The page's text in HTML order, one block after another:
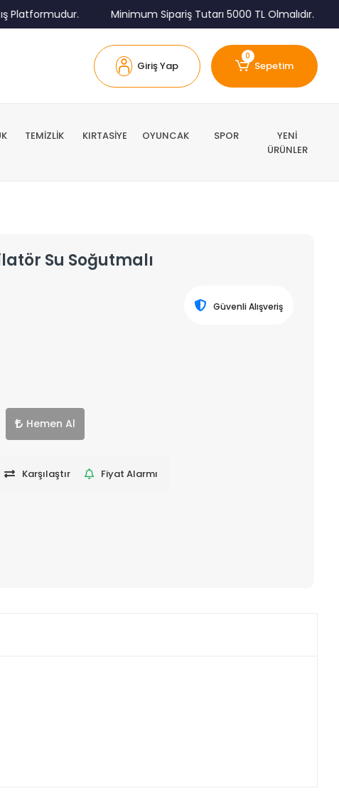
Minimum Sipariş Tutarı 5000 TL Olmalıdır.
Giriş Yap
0
Sepetim
TEMİZLİK KIRTASİYE OYUNCAK SPOR
YENİ
ÜRÜNLER
Su Soğutmalı
Hemen Al
Karşılaştır Fiyat Alarmı
Güvenli Alışveriş